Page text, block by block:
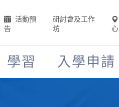
活動預
告
研討會及工作
坊
心
學習 入學申請